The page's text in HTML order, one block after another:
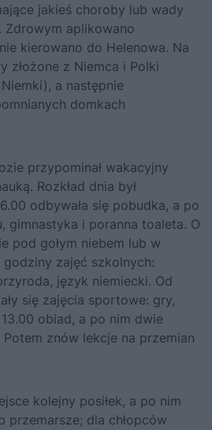
jakieś choroby lub wady
Zdrowym aplikowano
kierowano do Helenowa. Na
złożone z Niemca i Polki
a następnie
domkach
przypominał wakacyjny
Rozkład dnia był
odbywała się pobudka, a po
gimnastyka i poranna toaleta. O
pod gołym niebem lub w
zajęć szkolnych:
język niemiecki. Od
się zajęcia sportowe: gry,
obiad, a po nim dwie
znów lekcje na przemian
kolejny posiłek, a po nim
przemarsze; dla chłopców